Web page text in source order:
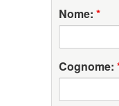
Nome: *
Cognome: